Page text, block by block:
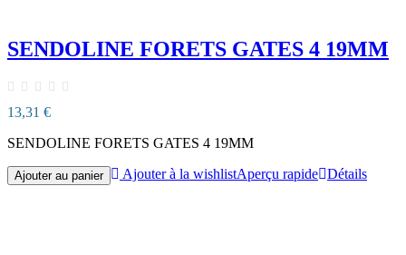
SENDOLINE FORETS GATES 4 19MM
13,31 €
SENDOLINE FORETS GATES 4 19MM
Ajouter au panier Ajouter à la wishlistAperçu rapide Détails